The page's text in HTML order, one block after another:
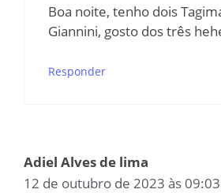
Boa noite, tenho dois
Giannini, gosto dos três
Responder
Adiel Alves de lima
12 de outubro de 2023 às 09:03